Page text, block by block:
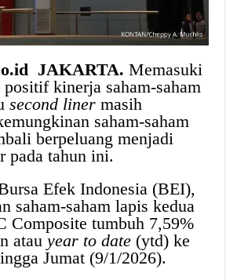
JAKARTA. Memasuki
kinerja saham-saham
second liner masih
saham-saham
berpeluang menjadi
pada tahun ini.
Efek Indonesia (BEI),
saham-saham lapis kedua
Composite tumbuh 7,59%
atau year to date (ytd) ke
Jumat (9/1/2026).